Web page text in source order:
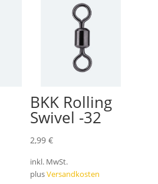
BKK Rolling
Swivel -32
2,99€
inkl. MwSt.
plusVersandkosten